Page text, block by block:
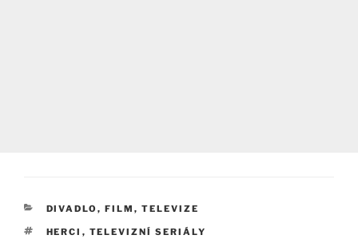
RUBRIKY
DIVADLO, FILM, TELEVIZE
ŠTÍTKY
HERCI , TELEVIZNÍ SERIÁLY